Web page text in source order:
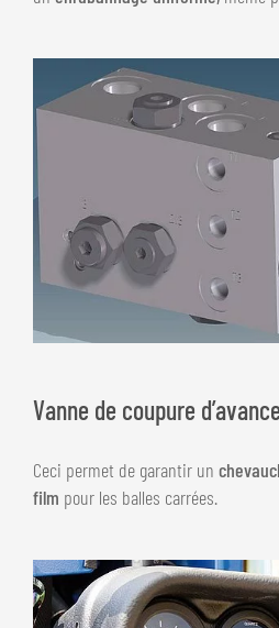
Vanne de coupure d’avance
Ceci permet de garantir un
film pour les balles carrées.